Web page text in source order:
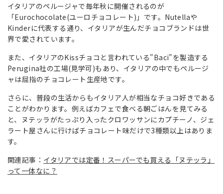
イタリアのペルージャで毎年秋に開催されるのが
「Eurochocolate(ユーロチョコレート)」です。Nutellaや
Kinderに代表する通り、イタリアが生んだチョコブランドは世
界で愛されています。
また、イタリアのKissチョコと言われている"Baci"を製造する
Perugina社の工場(見学可)もあり、イタリアの中でもペルージ
ャは屈指のチョコレート生産地です。
さらに、普段の生活からもイタリア人が相当なチョコ好きである
ことがわかります。例えばカフェで食べる朝ごはんを見てみる
と、ヌテッラがたっぷり入ったクロワッサンにカプチーノ、ジェ
ラート屋さんに行けばチョコレート味だけで3種類以上はありま
す。
関連記事： イタリアでは定番！スーパーでも買える「ヌテッラ」
って一体なに？